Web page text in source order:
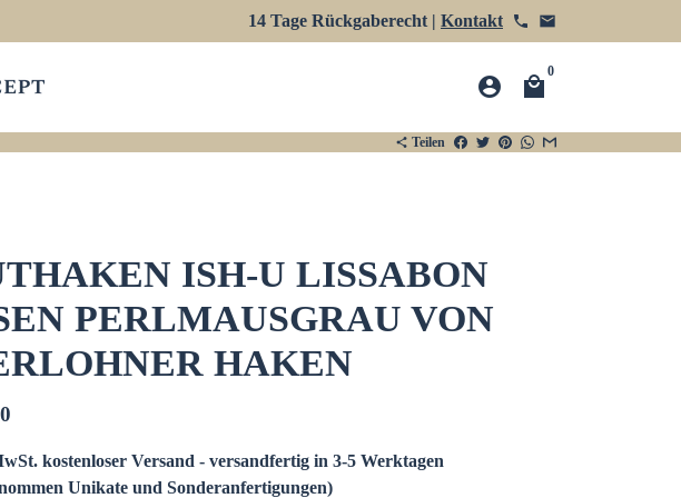
14 Tage Rückgaberecht | Kontakt phone email
account_circle local_mall
0
share Teilen
ISH-U LISSABON
PERLMAUSGRAU VON
HAKEN
kostenloser Versand - versandfertig in 3-5 Werktagen
Unikate und Sonderanfertigungen)